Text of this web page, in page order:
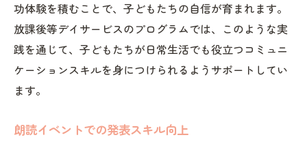
功体験を積むことで、子どもたちの自信が育まれます。
放課後等デイサービスのプログラムでは、このような実
践を通じて、子どもたちが日常生活でも役立つコミュニ
ケーションスキルを身につけられるようサポートしてい
ます。
朗読イベントでの発表スキル向上